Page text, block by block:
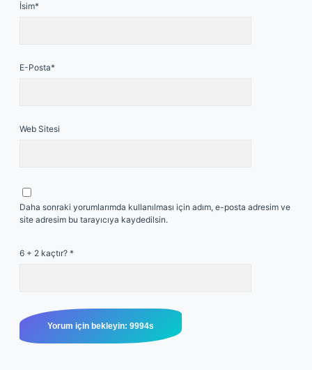
İsim*
E-Posta*
Web Sitesi
Daha sonraki yorumlarımda kullanılması için adım, e-posta adresim ve
site adresim bu tarayıcıya kaydedilsin.
6 + 2 kaçtır? *